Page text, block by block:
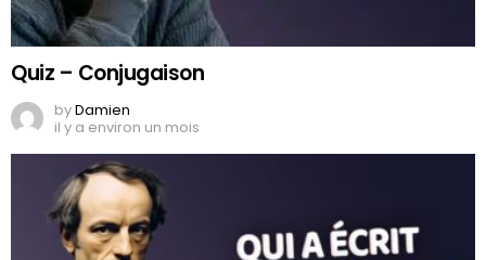
Quiz – Conjugaison
byDamien
il y a environ un mois